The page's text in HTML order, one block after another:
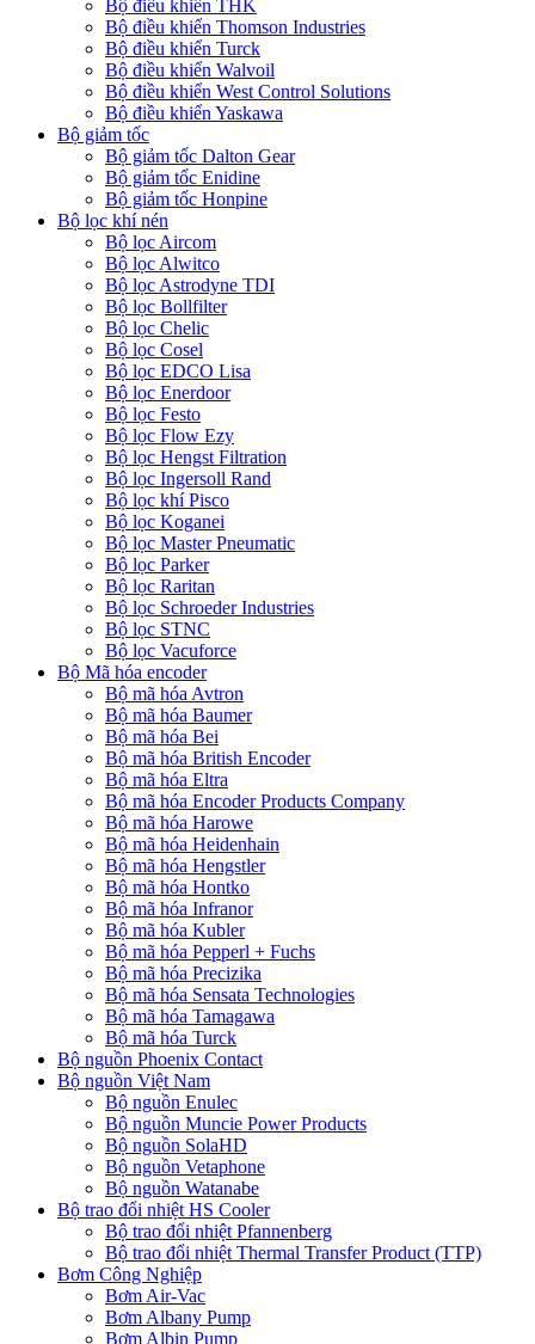
Bộ điều khiển THK
Bộ điều khiển Thomson Industries
Bộ điều khiển Turck
Bộ điều khiển Walvoil
Bộ điều khiển West Control Solutions
Bộ điều khiển Yaskawa
Bộ giảm tốc
Bộ giảm tốc Dalton Gear
Bộ giảm tốc Enidine
Bộ giảm tốc Honpine
Bộ lọc khí nén
Bộ lọc Aircom
Bộ lọc Alwitco
Bộ lọc Astrodyne TDI
Bộ lọc Bollfilter
Bộ lọc Chelic
Bộ lọc Cosel
Bộ lọc EDCO Lisa
Bộ lọc Enerdoor
Bộ lọc Festo
Bộ lọc Flow Ezy
Bộ lọc Hengst Filtration
Bộ lọc Ingersoll Rand
Bộ lọc khí Pisco
Bộ lọc Koganei
Bộ lọc Master Pneumatic
Bộ lọc Parker
Bộ lọc Raritan
Bộ lọc Schroeder Industries
Bộ lọc STNC
Bộ lọc Vacuforce
Bộ Mã hóa encoder
Bộ mã hóa Avtron
Bộ mã hóa Baumer
Bộ mã hóa Bei
Bộ mã hóa British Encoder
Bộ mã hóa Eltra
Bộ mã hóa Encoder Products Company
Bộ mã hóa Harowe
Bộ mã hóa Heidenhain
Bộ mã hóa Hengstler
Bộ mã hóa Hontko
Bộ mã hóa Infranor
Bộ mã hóa Kubler
Bộ mã hóa Pepperl + Fuchs
Bộ mã hóa Precizika
Bộ mã hóa Sensata Technologies
Bộ mã hóa Tamagawa
Bộ mã hóa Turck
Bộ nguồn Phoenix Contact
Bộ nguồn Việt Nam
Bộ nguồn Enulec
Bộ nguồn Muncie Power Products
Bộ nguồn SolaHD
Bộ nguồn Vetaphone
Bộ nguồn Watanabe
Bộ trao đổi nhiệt HS Cooler
Bộ trao đổi nhiệt Pfannenberg
Bộ trao đổi nhiệt Thermal Transfer Product (TTP)
Bơm Công Nghiệp
Bơm Air-Vac
Bơm Albany Pump
Bơm Albin Pump